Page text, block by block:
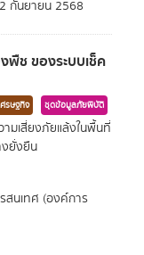
กันยายน 2568
พืช ของระบบเช็ค
รษฐกิจ ชุดข้อมูลภัยพิบัติ
ามเสี่ยงภัยแล้งในพื้นที่
งยั่งยืน
สนเทศ (องค์การ